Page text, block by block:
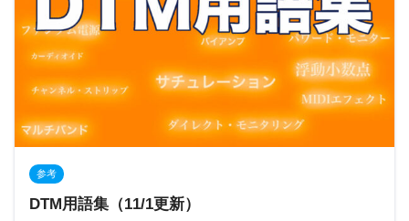
参考
DTM用語集（11/1更新）